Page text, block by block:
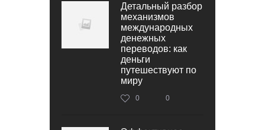
Детальный разбор
механизмов
международных
денежных
переводов: как
деньги
путешествуют по
миру
0 0